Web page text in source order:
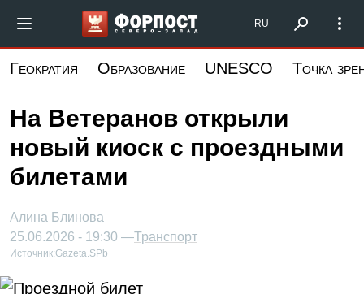
основному
Форпост Северо-Запад
RU
Геократия Образование UNESCO Точка
На Ветеранов открыли
новый киоск с проездными
билетами
Алина Блинова
25.06.2026 - 19:30 —Транспорт
Источник:Gazeta.SPb